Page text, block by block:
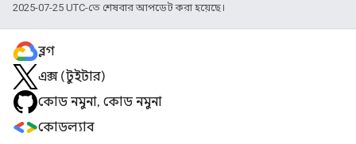
2025-07-25 UTC-তে শেষবার আপডেট করা হয়েছে।
ব্লগ
এক্স (টুইটার)
কোড নমুনা, কোড নমুনা
কোডল্যাব